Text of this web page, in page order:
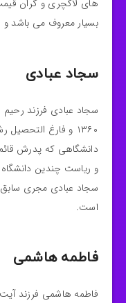
های لاکچری و گران
بسیار معروف می باشد
سجاد عبادی
سجاد عبادی فرزند رحیم
۱۳۶۰ و فارغ
دانشگاهی که پدرش
و ریاست چندین دانشگاه
سجاد عبادی مجری سابق
است.
فاطمه هاشمی
فاطمه هاشمی فرزند